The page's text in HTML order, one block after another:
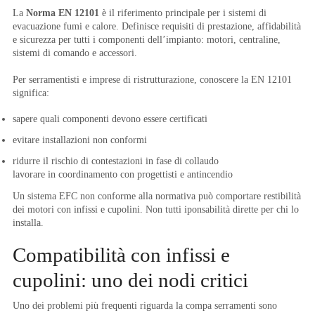
LaNorma EN 12101è il riferimento principale per i sistemi di
evacuazione fumi e calore. Definisce requisiti di prestazione, affidabilità
e sicurezza per tutti i componenti dell’impianto: motori, centraline,
sistemi di comando e accessori.
Per serramentisti e imprese di ristrutturazione, conoscere la EN 12101
significa:
sapere quali componenti devono essere certificati
evitare installazioni non conformi
ridurre il rischio di contestazioni in fase di collaudo
lavorare in coordinamento con progettisti e antincendio
Un sistema EFC non conforme alla normativa può comportare restibilità
dei motori con infissi e cupolini. Non tutti iponsabilità dirette per chi lo
installa.
Compatibilità con infissi e
cupolini: uno dei nodi critici
Uno dei problemi più frequenti riguarda la compa serramenti sono